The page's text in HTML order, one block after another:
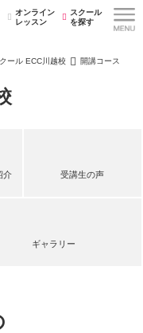
オンライン
レッスン
スクール
を探す
ール ECC川越校 開講コース
介 受講生の声
ギャラリー